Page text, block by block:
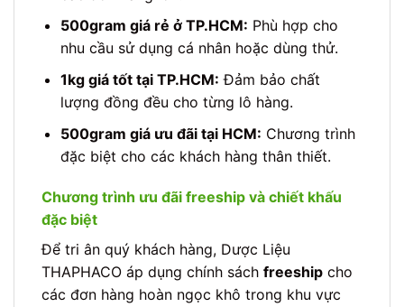
500gram giá rẻ ở TP.HCM: Phù hợp cho
nhu cầu sử dụng cá nhân hoặc dùng thử.
1kg giá tốt tại TP.HCM: Đảm bảo chất
lượng đồng đều cho từng lô hàng.
500gram giá ưu đãi tại HCM: Chương trình
đặc biệt cho các khách hàng thân thiết.
Chương trình ưu đãi freeship và chiết khấu
đặc biệt
Để tri ân quý khách hàng, Dược Liệu
THAPHACO áp dụng chính sách freeship cho
các đơn hàng hoàn ngọc khô trong khu vực